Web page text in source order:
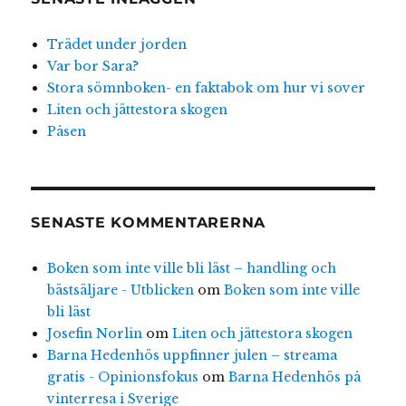
Trädet under jorden
Var bor Sara?
Stora sömnboken- en faktabok om hur vi sover
Liten och jättestora skogen
Påsen
SENASTE KOMMENTARERNA
Boken som inte ville bli läst – handling och
bästsäljare - Utblicken om Boken som inte ville
bli läst
Josefin Norlin om Liten och jättestora skogen
Barna Hedenhös uppfinner julen – streama
gratis - Opinionsfokus om Barna Hedenhös på
vinterresa i Sverige